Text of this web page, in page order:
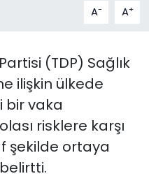
A- A+
(TDP) Sağlık
ilişkin ülkede
bir vaka
risklere karşı
şekilde ortaya